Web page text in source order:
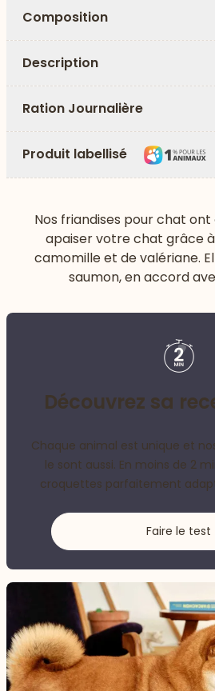
Composition
Description
Ration Journalière
Produit labellisé
Nos friandises pour chat
apaiser votre chat grâce
camomille et de valériane.
saumon, en accord
Découvrez sa
Chaque animal est unique et
le sont aussi. En moins de 2
croquettes parfaitement
Faire le test